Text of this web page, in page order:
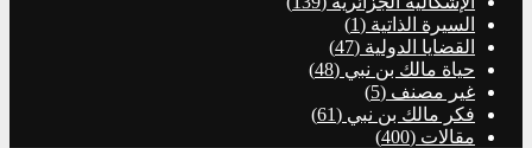
السيرة الذاتية (1)
القضايا الدولية (47)
حياة مالك بن نبي (48)
غير مصنف (5)
فكر مالك بن نبي (61)
مقالات (400)